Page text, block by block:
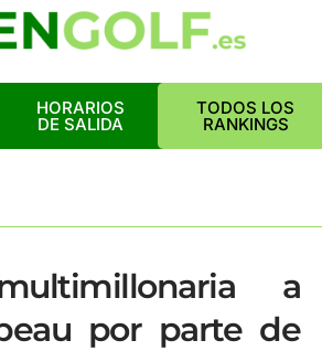
HORARIOS
DE SALIDA
TODOS LOS
RANKINGS
a
por parte de